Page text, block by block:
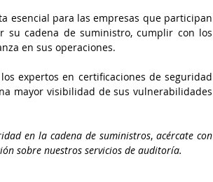
esencial para las empresas que participan
su cadena de suministro, cumplir con los
en sus operaciones.
expertos en certificaciones de seguridad
mayor visibilidad de sus vulnerabilidades
en la cadena de suministros, acércate con
sobre nuestros servicios de auditoría.